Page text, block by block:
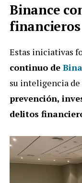
Binance
financieros
Estas iniciativas
continuo de
su inteligencia de
prevención,
delitos